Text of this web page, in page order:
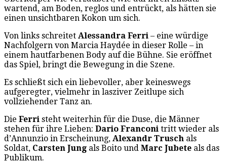
wartend, am Boden, reglos und entrückt, als hätten sie
einen unsichtbaren Kokon um sich.
Von links schreitet Alessandra Ferri – eine würdige
Nachfolgern von Marcia Haydée in dieser Rolle – in
einem hautfarbenen Body auf die Bühne. Sie eröffnet
das Spiel, bringt die Bewegung in die Szene.
Es schließt sich ein liebevoller, aber keineswegs
aufgeregter, vielmehr in lasziver Zeitlupe sich
vollziehender Tanz an.
Die Ferri steht weiterhin für die Duse, die Männer
stehen für ihre Lieben: Dario Franconi tritt wieder als
d’Annunzio in Erscheinung, Alexandr Trusch als
Soldat, Carsten Jung als Boito und Marc Jubete als das
Publikum.